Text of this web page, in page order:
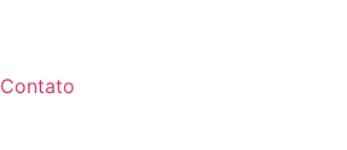
Contato